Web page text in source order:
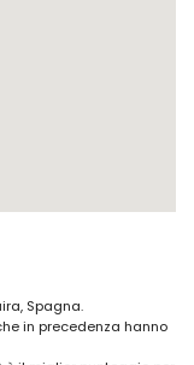
Spagna.
in precedenza hanno